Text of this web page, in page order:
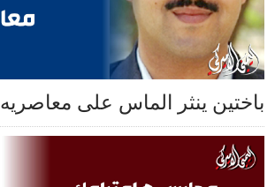
باختين ينثر الماس على معاصريه